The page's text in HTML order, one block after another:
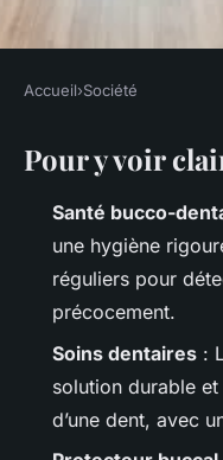
Meilleures
soins
Saint-
•05/06/2026 16:34
Accueil›Société
Pour y voir
Santé bucco-
une hygiène
réguliers pour
précocement.
Soins dentaires :
solution durable
d’une dent, avec